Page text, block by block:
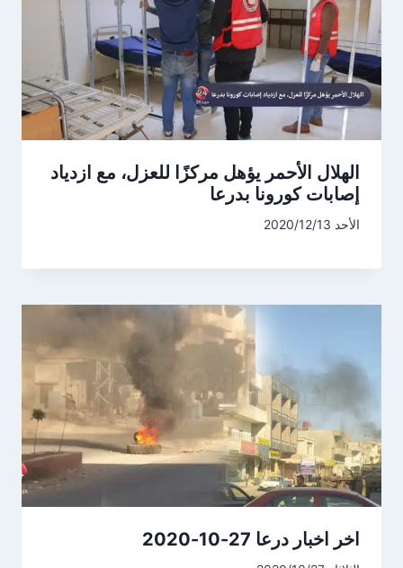
الهلال الأحمر يؤهل مركزًا للعزل، مع ازدياد
إصابات كورونا بدرعا
الأحد 2020/12/13
اخر اخبار درعا 27-10-2020